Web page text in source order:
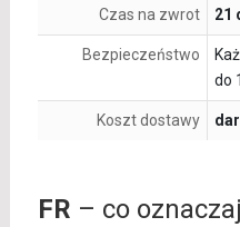
Czas na zwrot 21
Bezpieczeństwo
do
Koszt dostawy
FR – co